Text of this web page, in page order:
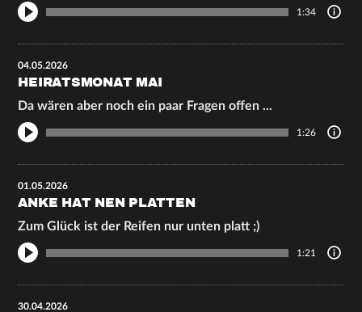
1:34
04.05.2026
HEIRATSMONAT MAI
Da wären aber noch ein paar Fragen offen ...
1:26
01.05.2026
ANKE HAT NEN PLATTEN
Zum Glück ist der Reifen nur unten platt ;)
1:21
30.04.2026